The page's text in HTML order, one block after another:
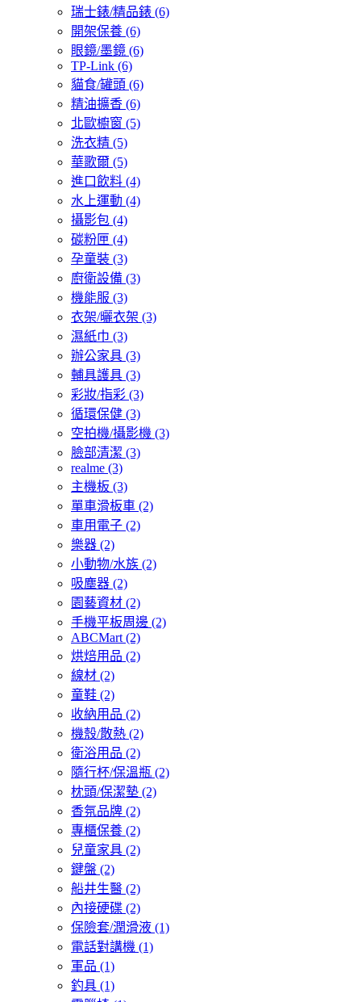
瑞士錶/精品錶 (6)
開架保養 (6)
眼鏡/墨鏡 (6)
TP-Link (6)
貓食/罐頭 (6)
精油擴香 (6)
北歐櫥窗 (5)
洗衣精 (5)
華歌爾 (5)
進口飲料 (4)
水上運動 (4)
攝影包 (4)
碳粉匣 (4)
孕童裝 (3)
廚衛設備 (3)
機能服 (3)
衣架/曬衣架 (3)
濕紙巾 (3)
辦公家具 (3)
輔具護具 (3)
彩妝/指彩 (3)
循環保健 (3)
空拍機/攝影機 (3)
臉部清潔 (3)
realme (3)
主機板 (3)
單車滑板車 (2)
車用電子 (2)
樂器 (2)
小動物/水族 (2)
吸塵器 (2)
園藝資材 (2)
手機平板周邊 (2)
ABCMart (2)
烘焙用品 (2)
線材 (2)
童鞋 (2)
收納用品 (2)
機殼/散熱 (2)
衛浴用品 (2)
隨行杯/保溫瓶 (2)
枕頭/保潔墊 (2)
香氛品牌 (2)
專櫃保養 (2)
兒童家具 (2)
鍵盤 (2)
船井生醫 (2)
內接硬碟 (2)
保險套/潤滑液 (1)
電話對講機 (1)
軍品 (1)
釣具 (1)